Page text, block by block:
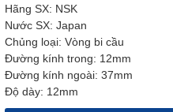
Hãng SX: NSK
Nước SX: Japan
Chủng loại: Vòng bi cầu
Đường kính trong: 12mm
Đường kính ngoài: 37mm
Độ dày: 12mm